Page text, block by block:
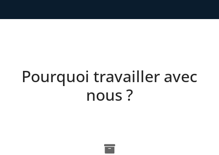
Pourquoi travailler avec
nous ?